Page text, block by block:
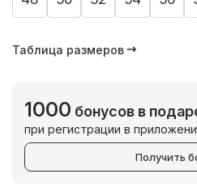
Таблица размеров
1000 бонусов в
при регистрации в
Получить